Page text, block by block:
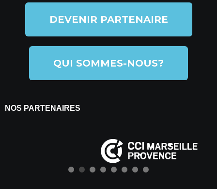
DEVENIR PARTENAIRE
QUI SOMMES-NOUS?
NOS PARTENAIRES